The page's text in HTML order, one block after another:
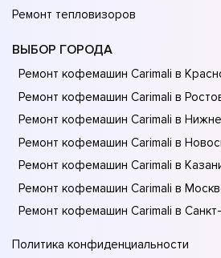
Ремонт тепловизоров
ВЫБОР ГОРОДА
Ремонт кофемашин Carimali в
Ремонт кофемашин Carimali в
Ремонт кофемашин Carimali в
Ремонт кофемашин Carimali в
Ремонт кофемашин Carimali в
Ремонт кофемашин Carimali в
Ремонт кофемашин Carimali в
Политика конфиденциальности